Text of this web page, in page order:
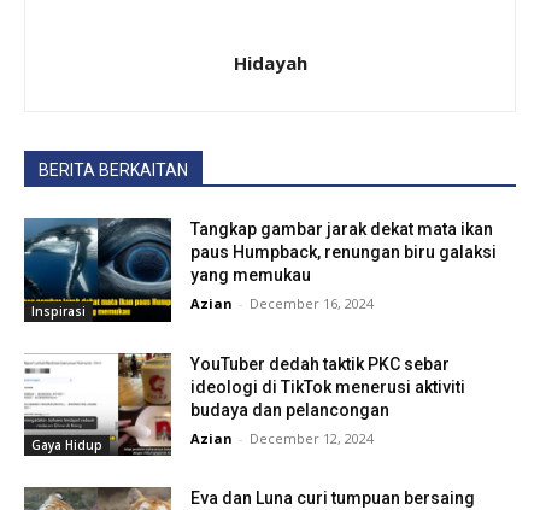
Hidayah
BERITA BERKAITAN
Inspirasi
Tangkap gambar jarak dekat mata ikan
paus Humpback, renungan biru galaksi
yang memukau
Azian - December 16, 2024
Gaya Hidup
YouTuber dedah taktik PKC sebar
ideologi di TikTok menerusi aktiviti
budaya dan pelancongan
Azian - December 12, 2024
Eva dan Luna curi tumpuan bersaing